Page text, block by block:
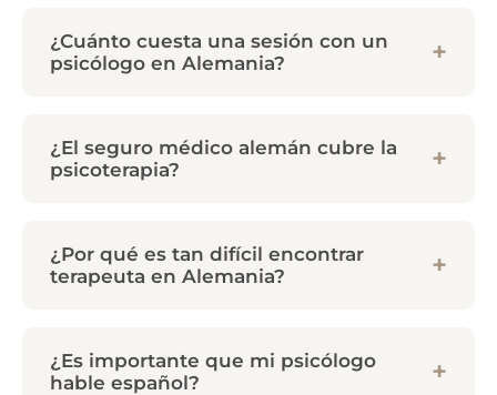
¿Cuánto cuesta una sesión con un
psicólogo en Alemania?
¿El seguro médico alemán cubre la
psicoterapia?
¿Por qué es tan difícil encontrar
terapeuta en Alemania?
¿Es importante que mi psicólogo
hable español?